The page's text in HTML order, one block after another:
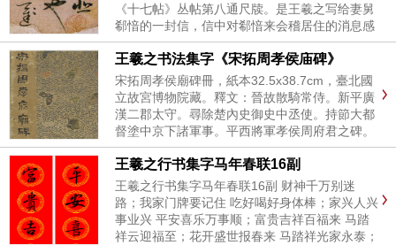
《十七帖》丛帖第八通尺牍。是王羲之写给妻舅
郗愔的一封信，信中对郗愔来会稽居住的消息感
到高兴和期盼，并希望他能告知来期。《法书要
录》卷十《右军书记》著录《瞻近帖》全文。刻
入《十七帖》等。《瞻近帖》墨...
王羲之书法集字《宋拓周孝侯庙碑》
宋拓周孝侯廟碑冊，紙本32.5x38.7cm，臺北國
立故宮博物院藏。釋文：晉故散騎常侍。新平廣
漢二郡太守。尋除楚內史御史中丞使。持節大都
督塗中京下諸軍事。平西將軍孝侯周府君之碑。
晉平原內史陸機撰。右軍將軍王羲之書。君諱
處。字子隱。義興陽羨人也。...
王羲之行书集字马年春联16副
王羲之行书集字马年春联16副 财神千万别迷
路；我家门牌要记住 吃好喝好身体棒；家兴人兴
事业兴 平安喜乐万事顺；富贵吉祥百福来 马踏
祥云迎福至；花开盛世报春来 马踏祥光家永泰；